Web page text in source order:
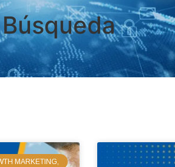
MARKETING,